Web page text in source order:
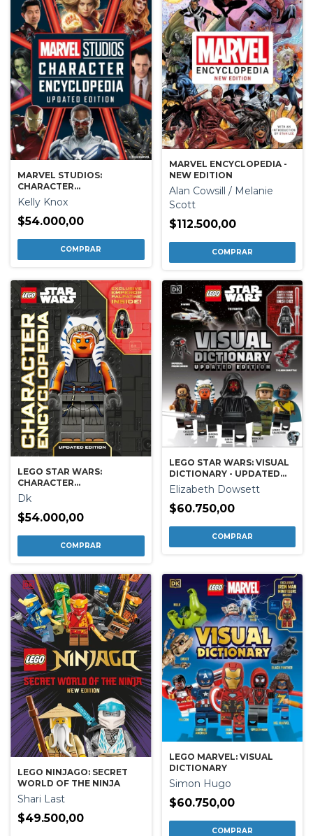
MARVEL STUDIOS:
CHARACTER
ENCYCLOPEDIA - UPDATED
EDITION
Kelly Knox
$54.000,00
MARVEL ENCYCLOPEDIA -
NEW EDITION
Alan Cowsill / Melanie
Scott
$112.500,00
LEGO STAR WARS:
CHARACTER
ENCYCLOPEDIA
Dk
$54.000,00
LEGO STAR WARS: VISUAL
DICTIONARY - UPDATED
EDITION
Elizabeth Dowsett
$60.750,00
LEGO NINJAGO: SECRET
WORLD OF THE NINJA
Shari Last
$49.500,00
LEGO MARVEL: VISUAL
DICTIONARY
Simon Hugo
$60.750,00